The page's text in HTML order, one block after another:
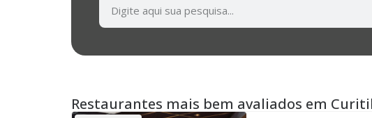
Restaurantes mais bem avaliados em